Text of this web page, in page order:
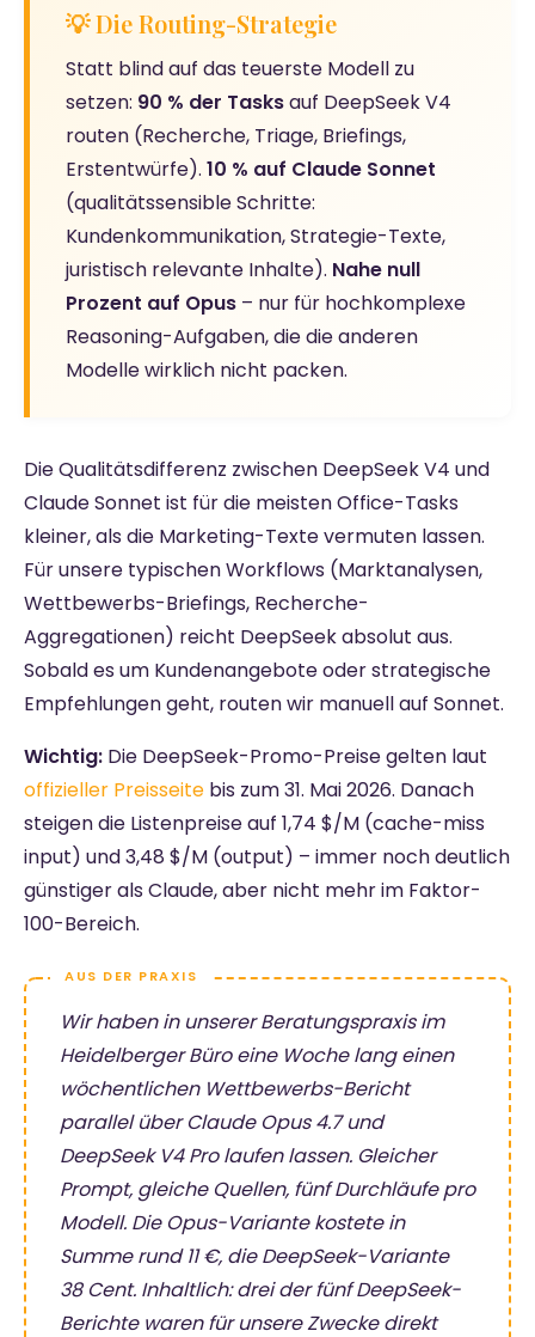
💡 Die Routing-Strategie
Statt blind auf das teuerste Modell zu
setzen: 90 % der Tasksauf DeepSeek V4
routen (Recherche, Triage, Briefings,
Erstentwürfe). 10 % auf Claude Sonnet
(qualitätssensible Schritte:
Kundenkommunikation, Strategie-Texte,
juristisch relevante Inhalte). Nahe null
Prozent auf Opus – nur für hochkomplexe
Reasoning-Aufgaben, die die anderen
Modelle wirklich nicht packen.
Die Qualitätsdifferenz zwischen DeepSeek V4 und
Claude Sonnet ist für die meisten Office-Tasks
kleiner, als die Marketing-Texte vermuten lassen.
Für unsere typischen Workflows (Marktanalysen,
Wettbewerbs-Briefings, Recherche-
Aggregationen) reicht DeepSeek absolut aus.
Sobald es um Kundenangebote oder strategische
Empfehlungen geht, routen wir manuell auf Sonnet.
Wichtig: Die DeepSeek-Promo-Preise gelten laut
offizieller Preisseite bis zum 31. Mai 2026. Danach
steigen die Listenpreise auf 1,74 $/M (cache-miss
input) und 3,48 $/M (output) – immer noch deutlich
günstiger als Claude, aber nicht mehr im Faktor-
100-Bereich.
Wir haben in unserer Beratungspraxis im
Heidelberger Büro eine Woche lang einen
wöchentlichen Wettbewerbs-Bericht
parallel über Claude Opus 4.7 und
DeepSeek V4 Pro laufen lassen. Gleicher
Prompt, gleiche Quellen, fünf Durchläufe pro
Modell. Die Opus-Variante kostete in
Summe rund 11 €, die DeepSeek-Variante
38 Cent. Inhaltlich: drei der fünf DeepSeek-
Berichte waren für unsere Zwecke direkt